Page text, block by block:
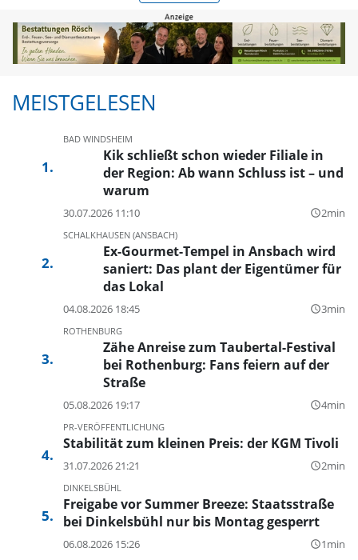
MEISTGELESEN
BAD WINDSHEIM
Kik schließt schon wieder Filiale in
der Region: Ab wann Schluss ist – und
warum
30.07.2026 11:10 query_builder2min
SCHALKHAUSEN (ANSBACH)
Ex-Gourmet-Tempel in Ansbach wird
saniert: Das plant der Eigentümer für
das Lokal
04.08.2026 18:45 query_builder3min
ROTHENBURG
Zähe Anreise zum Taubertal-Festival
bei Rothenburg: Fans feiern auf der
Straße
05.08.2026 19:17 query_builder4min
PR-VERÖFFENTLICHUNG
Stabilität zum kleinen Preis: der KGM Tivoli
31.07.2026 21:21 query_builder2min
DINKELSBÜHL
Freigabe vor Summer Breeze: Staatsstraße
bei Dinkelsbühl nur bis Montag gesperrt
06.08.2026 15:26 query_builder1min